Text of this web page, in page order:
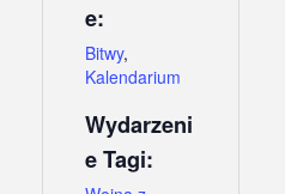
e:
Bitwy,
Kalendarium
Wydarzeni
e Tagi: